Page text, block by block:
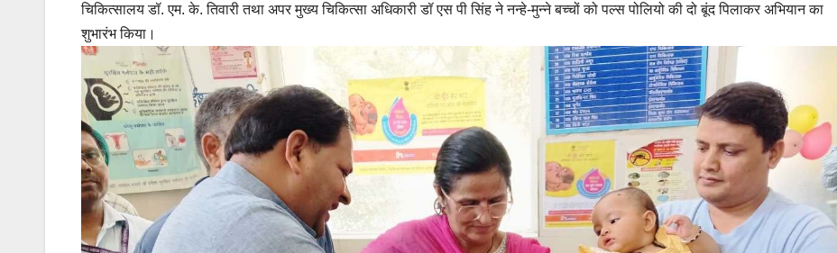
चिकित्सालय डॉ. एम. के. तिवारी तथा अपर मुख्य चिकित्सा अधिकारी डॉ एस पी सिंह ने नन्हे-मुन्ने बच्चों को पल्स पोलियो की दो बूंद पिलाकर अभियान का
शुभारंभ किया।